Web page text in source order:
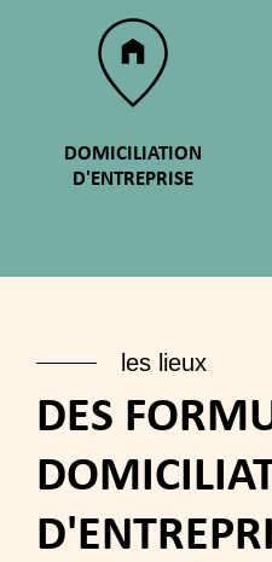
DOMICILIATION
D'ENTREPRISE
les lieux
DES